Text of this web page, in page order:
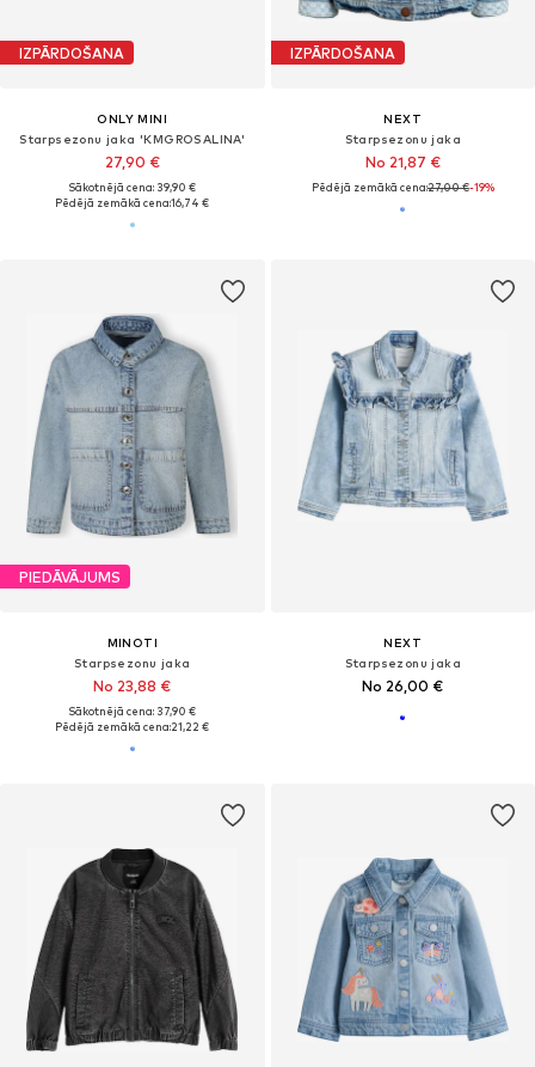
IZPĀRDOŠANA
ONLY MINI
Starpsezonu jaka 'KMGROSALINA'
27,90 €
Sākotnējā cena: 39,90 €
Pēdējā zemākā cena:16,74 €
IZPĀRDOŠANA
NEXT
Starpsezonu jaka
No 21,87 €
Pēdējā zemākā cena:27,00 €-19%
PIEDĀVĀJUMS
MINOTI
Starpsezonu jaka
No 23,88 €
Sākotnējā cena: 37,90 €
Pēdējā zemākā cena:21,22 €
NEXT
Starpsezonu jaka
No 26,00 €